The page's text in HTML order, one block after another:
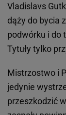
Vladislavs
dąży do bycia
podwórku i do
Tytuły tylko
Mistrzostwo i
jedynie
przeszkodzić